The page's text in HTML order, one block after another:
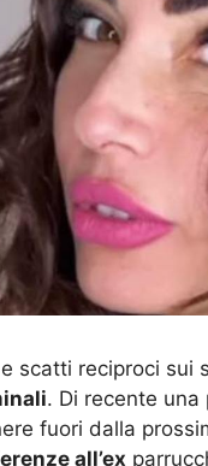
scatti reciproci
. Di recente
fuori dalla
all’ex